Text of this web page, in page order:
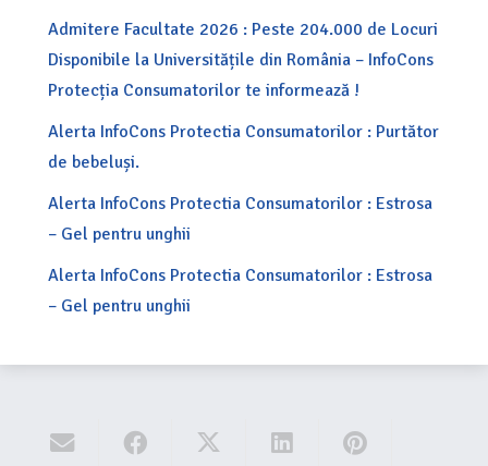
Admitere Facultate 2026 : Peste 204.000 de Locuri
Disponibile la Universitățile din România – InfoCons
Protecția Consumatorilor te informează !
Alerta InfoCons Protectia Consumatorilor : Purtător
de bebeluși.
Alerta InfoCons Protectia Consumatorilor : Estrosa
– Gel pentru unghii
Alerta InfoCons Protectia Consumatorilor : Estrosa
– Gel pentru unghii